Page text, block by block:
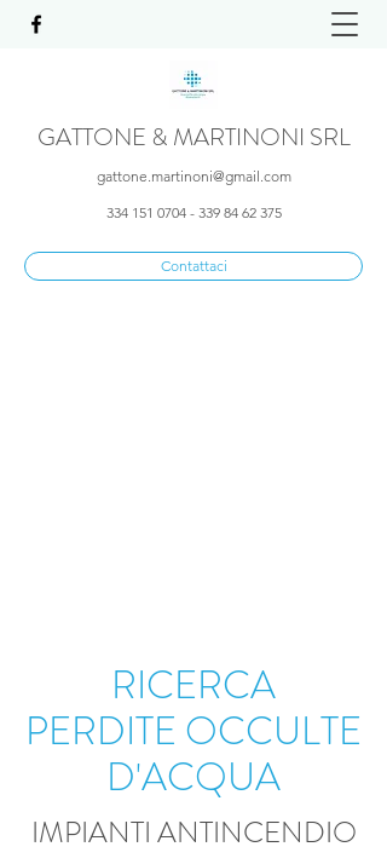
GATTONE & MARTINONI SRL
gattone.martinoni@gmail.com
334 151 0704 - 339 84 62375
Contattaci
RICERCA
PERDITE OCCULTE
D'ACQUA
IMPIANTI ANTINCENDIO